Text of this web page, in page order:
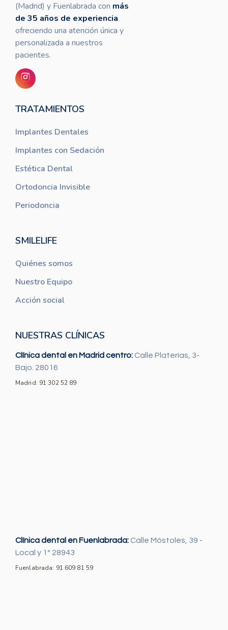
(Madrid) y Fuenlabrada con más
de 35 años de experiencia
ofreciendo una atención única y
personalizada a nuestros
pacientes.
TRATAMIENTOS
Implantes Dentales
Implantes con Sedación
Estética Dental
Ortodoncia Invisible
Periodoncia
SMILELIFE
Quiénes somos
Nuestro Equipo
Acción social
NUESTRAS CLÍNICAS
Clínica dental en Madrid centro: Calle Platerías, 3-
Bajo. 28016
Madrid: 91 302 52 89
Clínica dental en Fuenlabrada: Calle Móstoles, 39 -
Local y 1º 28943
Fuenlabrada: 91 609 81 59